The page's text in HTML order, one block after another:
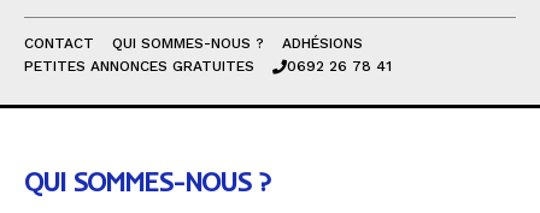
CONTACT QUI SOMMES-NOUS ?
ADHÉSIONS
PETITES ANNONCES GRATUITES
0692 26 78 41
QUI SOMMES-NOUS ?